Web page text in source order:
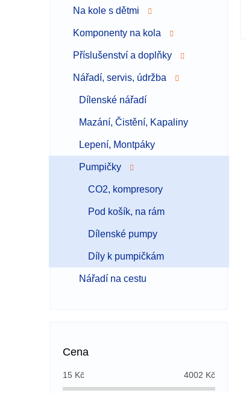
Na kole s dětmi
Komponenty na kola
Příslušenství a doplňky
Nářadí, servis, údržba
Dílenské nářadí
Mazání, Čistění, Kapaliny
Lepení, Montpáky
Pumpičky
CO2, kompresory
Pod košík, na rám
Dílenské pumpy
Díly k pumpičkám
Nářadí na cestu
Cena
15 Kč 4002 Kč